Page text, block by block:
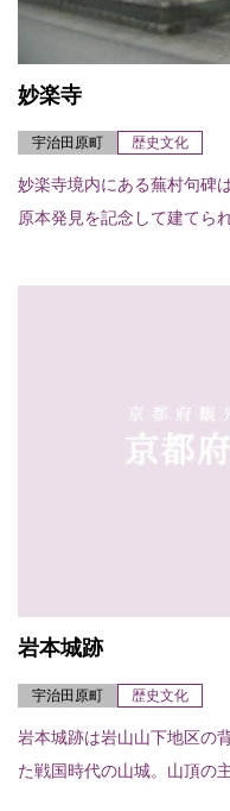
妙楽寺
宇治田原町 歴史文化
妙楽寺境内にある蕪村句碑
原本発見を記念して建てら
のときの紀...
岩本城跡
宇治田原町 歴史文化
岩本城跡は岩山山下地区の
た戦国時代の山城。山頂の